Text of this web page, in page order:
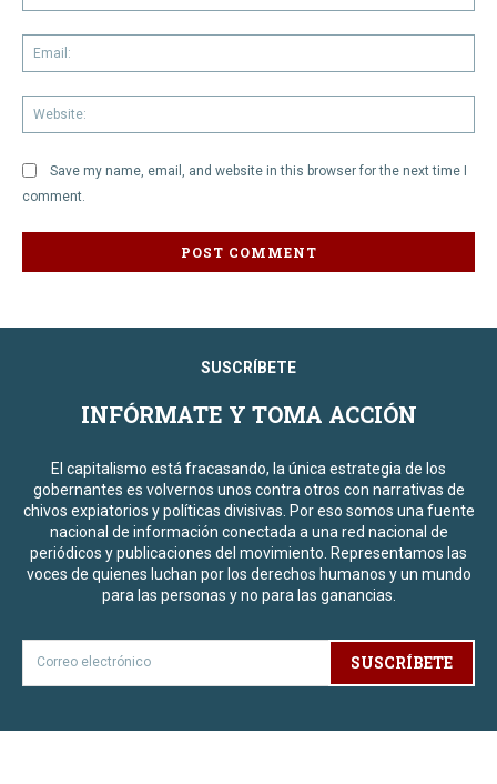
Save my name, email, and website in this browser for the next time I
comment.
SUSCRÍBETE
INFÓRMATE Y TOMA ACCIÓN
El capitalismo está fracasando, la única estrategia de los
gobernantes es volvernos unos contra otros con narrativas de
chivos expiatorios y políticas divisivas. Por eso somos una fuente
nacional de información conectada a una red nacional de
periódicos y publicaciones del movimiento. Representamos las
voces de quienes luchan por los derechos humanos y un mundo
para las personas y no para las ganancias.
SUSCRÍBETE